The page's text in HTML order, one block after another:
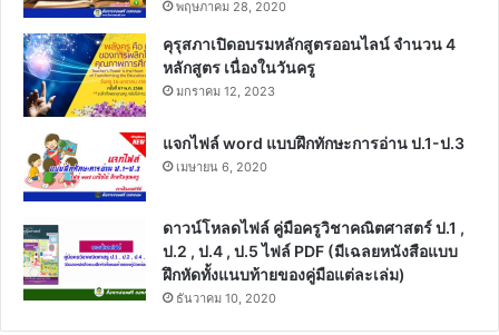
พฤษภาคม 28, 2020
คุรุสภาเปิดอบรมหลักสูตรออนไลน์ จำนวน 4
หลักสูตร เนื่องในวันครู
มกราคม 12, 2023
แจกไฟล์ word แบบฝึกทักษะการอ่าน ป.1-ป.3
เมษายน 6, 2020
ดาวน์โหลดไฟล์ คู่มือครูวิชาคณิตศาสตร์ ป.1 ,
ป.2 , ป.4 , ป.5 ไฟล์ PDF (มีเฉลยหนังสือแบบ
ฝึกหัดทั้งแนบท้ายของคู่มือแต่ละเล่ม)
ธันวาคม 10, 2020